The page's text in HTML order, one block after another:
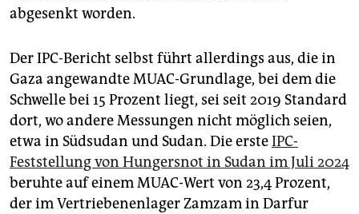
abgesenkt worden.
Der IPC-Bericht selbst führt allerdings aus, die in
Gaza angewandte MUAC-Grundlage, bei dem die
Schwelle bei 15 Prozent liegt, sei seit 2019 Standard
dort, wo andere Messungen nicht möglich seien,
etwa in Südsudan und Sudan. Die ersteIPC-
Feststellung von Hungersnot in Sudan im Juli 2024
beruhte auf einem MUAC-Wert von 23,4 Prozent,
der im Vertriebenenlager Zamzam in Darfur